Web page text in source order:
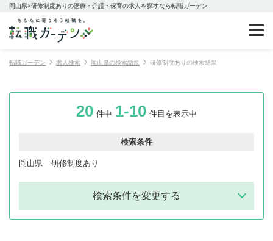
岡山県×研修制度ありの医療・介護・保育の求人を探すなら転職ガーデン
転職ガーデン 求人検索 岡山県の検索結果 研修制度ありの検索結果
20 件中 1-10 件目を表示中
検索条件
岡山県 研修制度あり
検索条件を変更する